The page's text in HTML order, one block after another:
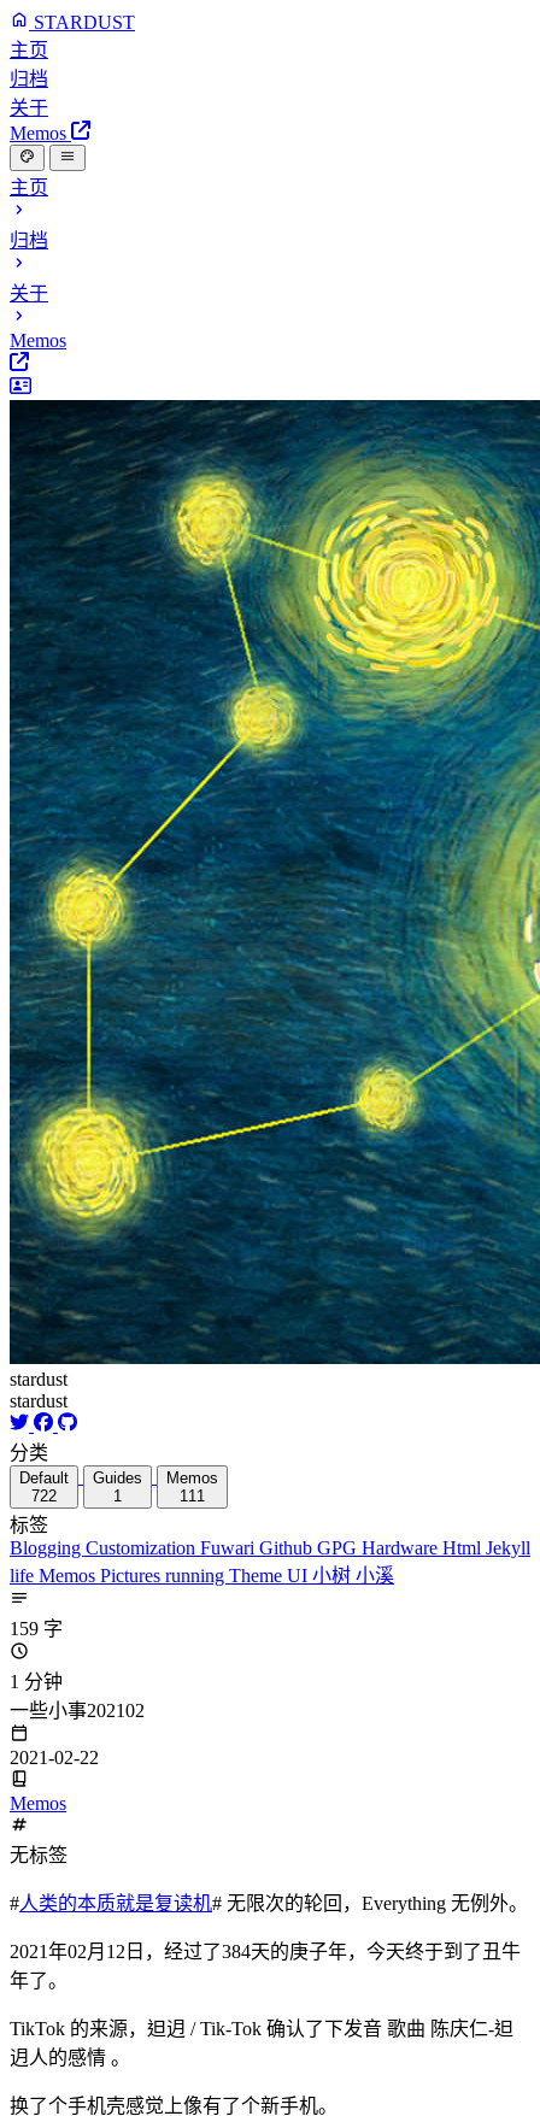
STARDUST
主页
归档
关于
Memos
主页
归档
关于
Memos
stardust
stardust
分类
Default
722
Guides
1
Memos
111
标签
Blogging Customization Fuwari Github GPG Hardware Html Jekyll
life Memos Pictures running Theme UI 小树 小溪
159 字
1 分钟
一些小事202102
2021-02-22
Memos
无标签
#人类的本质就是复读机# 无限次的轮回，Everything 无例外。
2021年02月12日，经过了384天的庚子年，今天终于到了丑牛
年了。
TikTok 的来源，𨑨迌 / Tik-Tok 确认了下发音 歌曲 陈庆仁-𨑨
迌人的感情 。
换了个手机壳感觉上像有了个新手机。